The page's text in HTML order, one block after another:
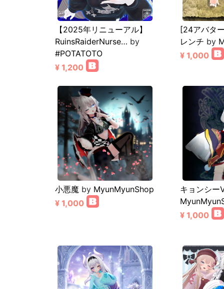
【2025年リニューアル】
RuinsRaiderNurse… by
#POTATOTO
¥ 1,200
[24アバタ
レンチ by
¥ 1,000
小悪魔 by MyunMyunShop
¥ 1,000
キョンシー
¥ 1,000